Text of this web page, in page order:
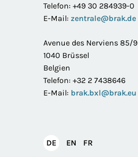
Telefon: +49 30 284939-0
E-Mail: zentrale@brak.de
Avenue des Nerviens 85/9
1040 Brüssel
Belgien
Telefon: +32 2 7438646
E-Mail: brak.bxl@brak.eu
DEDeutsch
EN English
FR